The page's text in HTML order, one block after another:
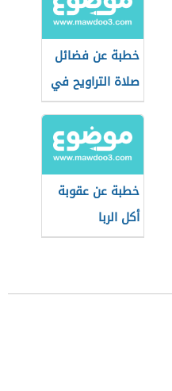
خطبة عن فضائل
صلاة التراويح في
شهر رمضان
خطبة عن عقوبة
أكل الربا